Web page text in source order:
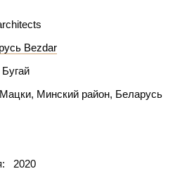
Bezdar
Минский район, Беларусь
2020